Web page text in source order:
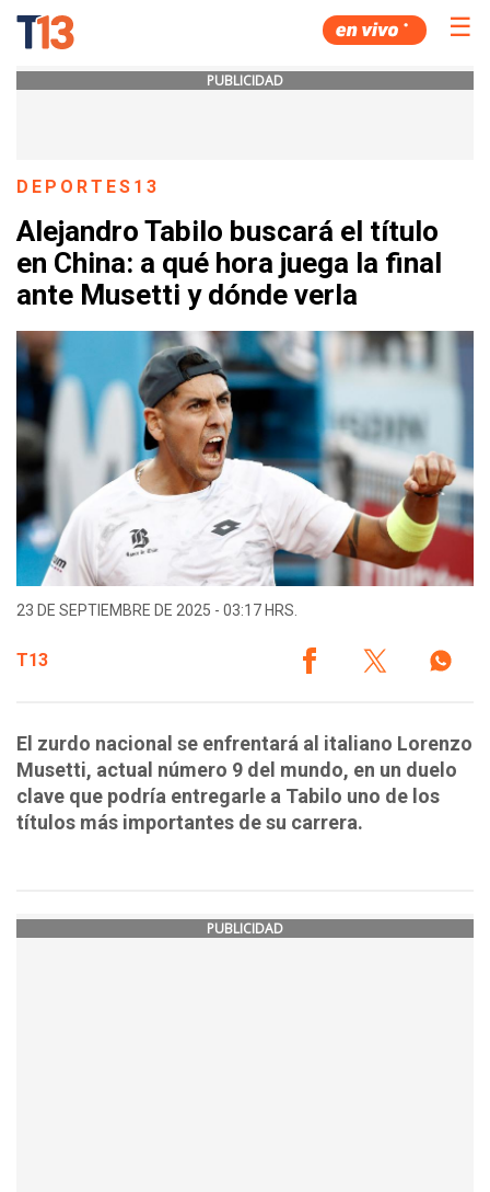
☰
PUBLICIDAD
DEPORTES13
Alejandro Tabilo buscará el título
en China: a qué hora juega la final
ante Musetti y dónde verla
23 DE SEPTIEMBRE DE 2025 - 03:17 HRS.
T13
El zurdo nacional se enfrentará al italiano Lorenzo
Musetti, actual número 9 del mundo, en un duelo
clave que podría entregarle a Tabilo uno de los
títulos más importantes de su carrera.
PUBLICIDAD